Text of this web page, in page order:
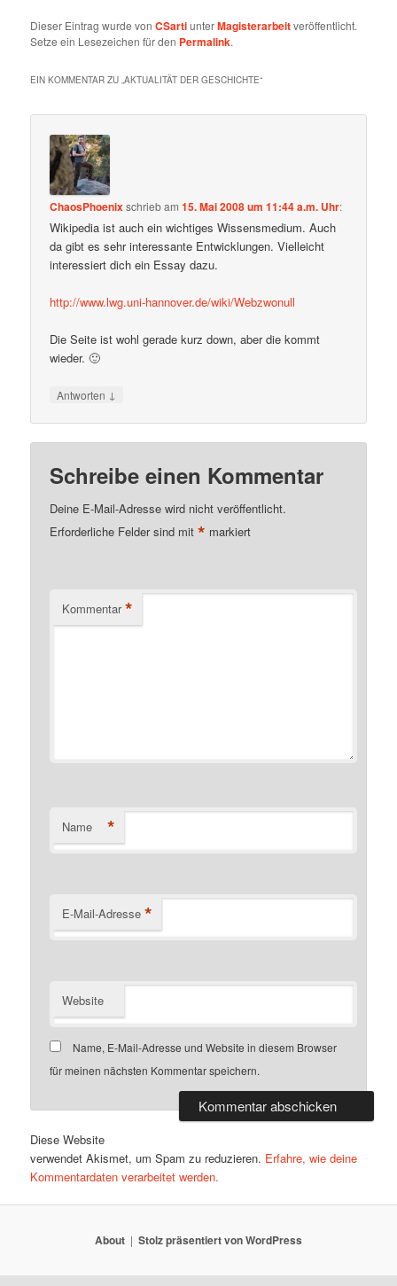
Dieser Eintrag wurde vonCSartiunterMagisterarbeitveröffentlicht.
Setze ein Lesezeichen für den Permalink.
EIN KOMMENTAR ZU „AKTUALITÄT DER GESCHICHTE“
ChaosPhoenixschriebam15. Mai 2008 um 11:44 a.m. Uhr:
Wikipedia ist auch ein wichtiges Wissensmedium. Auch
da gibt es sehr interessante Entwicklungen. Vielleicht
interessiert dich ein Essay dazu.
http://www.lwg.uni-hannover.de/wiki/Webzwonull
Die Seite ist wohl gerade kurz down, aber die kommt
wieder. 🙂
Antworten ↓
Schreibe einen Kommentar
Deine E-Mail-Adresse wird nicht veröffentlicht.
Erforderliche Felder sind mit* markiert
Kommentar *
Name *
E-Mail-Adresse *
Website
Name, E-Mail-Adresse und Website in diesem Browser
für meinen nächsten Kommentar speichern.
Diese Website
verwendet Akismet, um Spam zu reduzieren. Erfahre, wie deine
Kommentardaten verarbeitet werden.
About Stolz präsentiert von WordPress